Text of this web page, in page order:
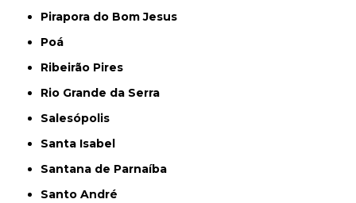
Pirapora do Bom Jesus
Poá
Ribeirão Pires
Rio Grande da Serra
Salesópolis
Santa Isabel
Santana de Parnaíba
Santo André